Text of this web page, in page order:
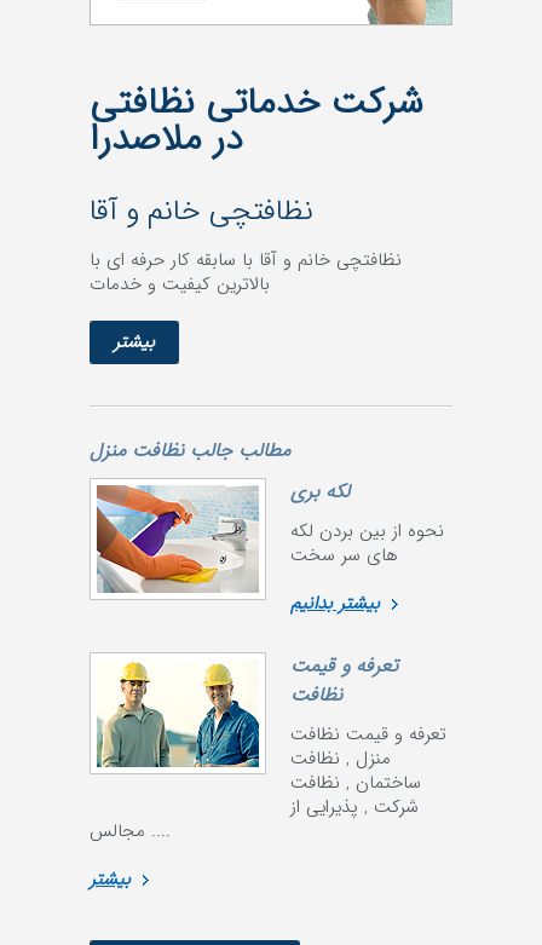
شرکت خدماتی نظافتی
در ملاصدرا
نظافتچی خانم و آقا
نظافتچی خانم و آقا با سابقه کار حرفه ای با
بالاترین کیفیت و خدمات
بیشتر
مطالب جالب نظافت منزل
لکه بری
نحوه از بین بردن لکه
های سر سخت
بیشتر بدانیم
تعرفه و قیمت
نظافت
تعرفه و قیمت نظافت
منزل , نظافت
ساختمان , نظافت
شرکت , پذیرایی از
مجالس ....
بیشتر